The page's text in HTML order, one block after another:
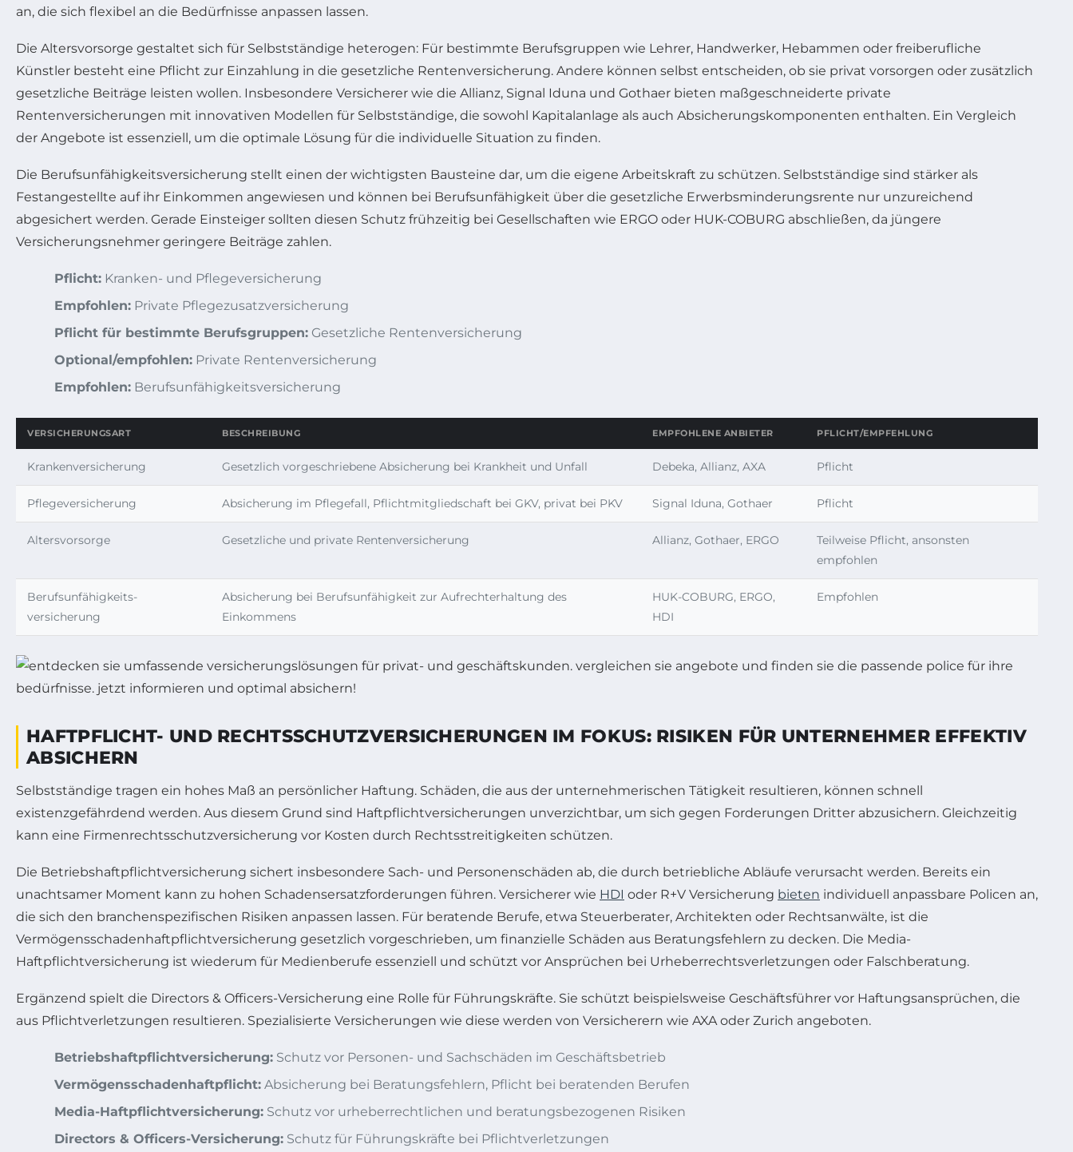
an, die sich flexibel an die Bedürfnisse anpassen lassen.
Die Altersvorsorge gestaltet sich für Selbstständige heterogen: Für bestimmte Berufsgruppen wie Lehrer, Handwerker, Hebammen oder freiberufliche
Künstler besteht eine Pflicht zur Einzahlung in die gesetzliche Rentenversicherung. Andere können selbst entscheiden, ob sie privat vorsorgen oder zusätzlich
gesetzliche Beiträge leisten wollen. Insbesondere Versicherer wie die Allianz, Signal Iduna und Gothaer bieten maßgeschneiderte private
Rentenversicherungen mit innovativen Modellen für Selbstständige, die sowohl Kapitalanlage als auch Absicherungskomponenten enthalten. Ein Vergleich
der Angebote ist essenziell, um die optimale Lösung für die individuelle Situation zu finden.
Die Berufs­unfähigkeits­versicherung stellt einen der wichtigsten Bausteine dar, um die eigene Arbeitskraft zu schützen. Selbstständige sind stärker als
Festangestellte auf ihr Einkommen angewiesen und können bei Berufs­unfähigkeit über die gesetzliche Erwerbsminderungsrente nur unzureichend
abgesichert werden. Gerade Einsteiger sollten diesen Schutz frühzeitig bei Gesellschaften wie ERGO oder HUK-COBURG abschließen, da jüngere
Versicherungsnehmer geringere Beiträge zahlen.
Pflicht: Kranken- und Pflegeversicherung
Empfohlen: Private Pflegezusatzversicherung
Pflicht für bestimmte Berufsgruppen: Gesetzliche Rentenversicherung
Optional/empfohlen: Private Rentenversicherung
Empfohlen: Berufs­unfähigkeits­versicherung
VERSICHERUNGSART BESCHREIBUNG EMPFOHLENE ANBIETER PFLICHT/EMPFEHLUNG
Krankenversicherung Gesetzlich vorgeschriebene Absicherung bei Krankheit und Unfall Debeka, Allianz, AXA Pflicht
Pflegeversicherung Absicherung im Pflegefall, Pflichtmitgliedschaft bei GKV, privat bei PKV Signal Iduna, Gothaer Pflicht
Altersvorsorge Gesetzliche und private Rentenversicherung Allianz, Gothaer, ERGO
Teilweise Pflicht, ansonsten
empfohlen
Berufs­unfähigkeits­
versicherung
Absicherung bei Berufsunfähigkeit zur Aufrechterhaltung des
Einkommens
HUK-COBURG, ERGO,
HDI
Empfohlen
HAFTPFLICHT- UND RECHTSSCHUTZVERSICHERUNGEN IM FOKUS: RISIKEN FÜR UNTERNEHMER EFFEKTIV
ABSICHERN
Selbstständige tragen ein hohes Maß an persönlicher Haftung. Schäden, die aus der unternehmerischen Tätigkeit resultieren, können schnell
existenzgefährdend werden. Aus diesem Grund sind Haftpflichtversicherungen unverzichtbar, um sich gegen Forderungen Dritter abzusichern. Gleichzeitig
kann eine Firmenrechtsschutzversicherung vor Kosten durch Rechtsstreitigkeiten schützen.
Die Betriebshaftpflichtversicherung sichert insbesondere Sach- und Personenschäden ab, die durch betriebliche Abläufe verursacht werden. Bereits ein
unachtsamer Moment kann zu hohen Schadensersatzforderungen führen. Versicherer wie HDI oder R+V Versicherung bieten individuell anpassbare Policen an,
die sich den branchenspezifischen Risiken anpassen lassen. Für beratende Berufe, etwa Steuerberater, Architekten oder Rechtsanwälte, ist die
Vermögensschadenhaftpflichtversicherung gesetzlich vorgeschrieben, um finanzielle Schäden aus Beratungsfehlern zu decken. Die Media-
Haftpflichtversicherung ist wiederum für Medienberufe essenziell und schützt vor Ansprüchen bei Urheberrechtsverletzungen oder Falschberatung.
Ergänzend spielt die Directors & Officers-Versicherung eine Rolle für Führungskräfte. Sie schützt beispielsweise Geschäftsführer vor Haftungsansprüchen, die
aus Pflichtverletzungen resultieren. Spezialisierte Versicherungen wie diese werden von Versicherern wie AXA oder Zurich angeboten.
Betriebshaftpflichtversicherung: Schutz vor Personen- und Sachschäden im Geschäftsbetrieb
Vermögensschadenhaftpflicht: Absicherung bei Beratungsfehlern, Pflicht bei beratenden Berufen
Media-Haftpflichtversicherung: Schutz vor urheberrechtlichen und beratungsbezogenen Risiken
Directors & Officers-Versicherung: Schutz für Führungskräfte bei Pflichtverletzungen